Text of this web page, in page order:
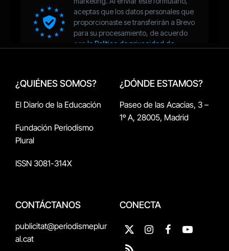
¿QUIÉNES SOMOS?
El Diario de la Educación
Fundación Periodismo
Plural
ISSN 3081-314X
¿DÓNDE ESTAMOS?
Paseo de las Acacias, 3 –
1º A, 28005, Madrid
CONTÁCTANOS
publicitat@periodismeplur
al.cat
CONECTA
X
(Twitter)
InstagramFacebookYouTube